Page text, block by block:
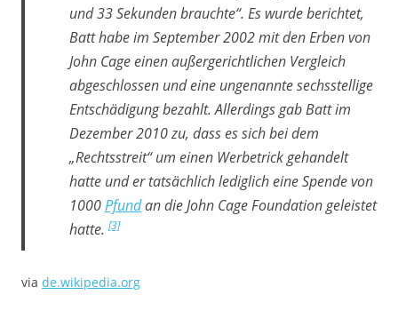
und 33 Sekunden brauchte“. Es wurde berichtet,
Batt habe im September 2002 mit den Erben von
John Cage einen außergerichtlichen Vergleich
abgeschlossen und eine ungenannte sechsstellige
Entschädigung bezahlt. Allerdings gab Batt im
Dezember 2010 zu, dass es sich bei dem
„Rechtsstreit“ um einen Werbetrick gehandelt
hatte und er tatsächlich lediglich eine Spende von
1000Pfundan die John Cage Foundation geleistet
hatte. [3]
via de.wikipedia.org